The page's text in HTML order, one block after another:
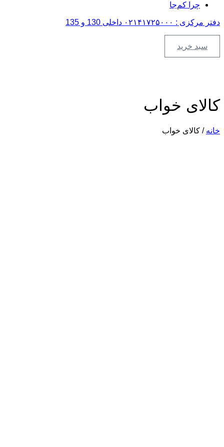
چرا کم‌جا
دفتر مرکزی : ۰۲۱۴۱۷۲۵۰۰۰ داخلی 130 و 135
سبد خرید
کالای خواب
خانه / کالای خواب